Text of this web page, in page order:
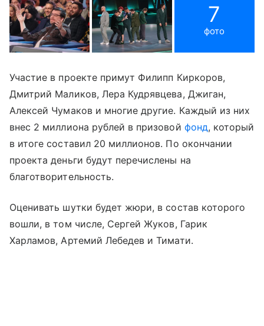
7
фото
Участие в проекте примут Филипп Киркоров,
Дмитрий Маликов, Лера Кудрявцева, Джиган,
Алексей Чумаков и многие другие. Каждый из них
внес 2 миллиона рублей в призовой фонд, который
в итоге составил 20 миллионов. По окончании
проекта деньги будут перечислены на
благотворительность.
Оценивать шутки будет жюри, в состав которого
вошли, в том числе, Сергей Жуков, Гарик
Харламов, Артемий Лебедев и Тимати.